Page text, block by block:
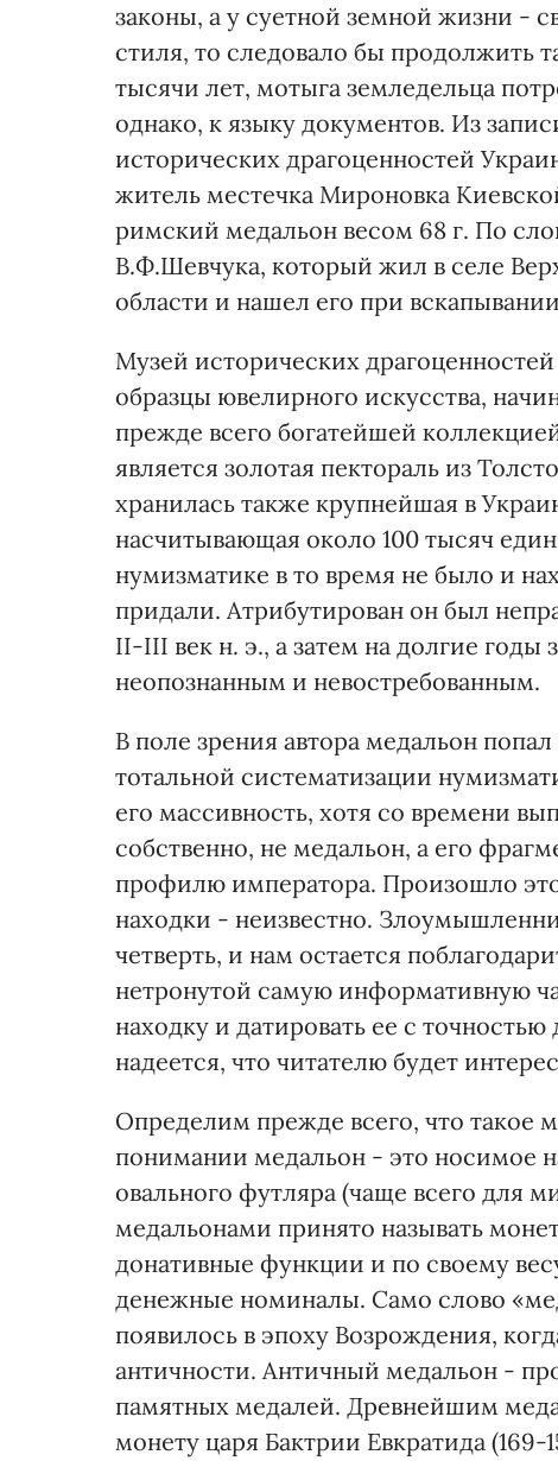
законы, а у суетной земной жизни -
стиля, то следовало бы продолжить
тысячи лет, мотыга земледельца
однако, к языку документов. Из
исторических драгоценностей
житель местечка Мироновка
римский медальон весом 68 г. По
В.Ф.Шевчука, который жил в селе
области и нашел его при
Музей исторических
образцы ювелирного искусства,
прежде всего богатейшей
является золотая пектораль из
хранилась также крупнейшая в
насчитывающая около 100 тысяч
нумизматике в то время не было и
придали. Атрибутирован он был
II-III век н. э., а затем на долгие годы
неопознанным и невостребованным.
В поле зрения автора медальон
тотальной систематизации
его массивность, хотя со времени
собственно, не медальон, а его
профилю императора. Произошло
находки - неизвестно.
четверть, и нам остается
нетронутой самую информативную
находку и датировать ее с
надеется, что читателю будет
Определим прежде всего, что такое
понимании медальон - это носимое
овального футляра (чаще всего для
медальонами принято называть
донативные функции и по своему
денежные номиналы. Само слово
появилось в эпоху Возрождения,
античности. Античный медальон -
памятных медалей. Древнейшим
монету царя Бактрии Евкратида (169-